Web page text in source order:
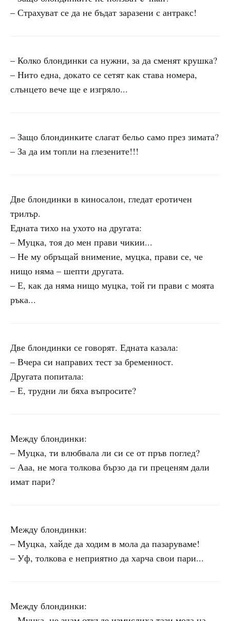
– Страхуват се да не бъдат заразени с антракс!
– Колко блондинки са нужни, за да сменят крушка?
– Нито една, докато се сетят как става номера,
слънцето вече ще е изгряло...
– Защо блондинките слагат бельо само през зимата?
– За да им топли на глезените!!!
Две блондинки в киносалон, гледат еротичен
трилър.
Едната тихо на ухото на другата:
– Муцка, тоя до мен прави чикии...
– Не му обръщай внимение, муцка, прави се, че
нищо няма – шепти другата.
– Е, как да няма нищо муцка, той ги прави с моята
ръка...
Две блондинки се говорят. Едната казала:
– Вчера си направих тест за бременност.
Другата попитала:
– Е, трудни ли бяха въпросите?
Между блондинки:
– Муцка, ти влюбвала ли си се от пръв поглед?
– Ааа, не мога толкова бързо да ги преценям дали
имат пари?
Между блондинки:
– Муцка, хайде да ходим в мола да пазаруваме!
– Уф, толкова е неприятно да харча свои пари...
Между блондинки: